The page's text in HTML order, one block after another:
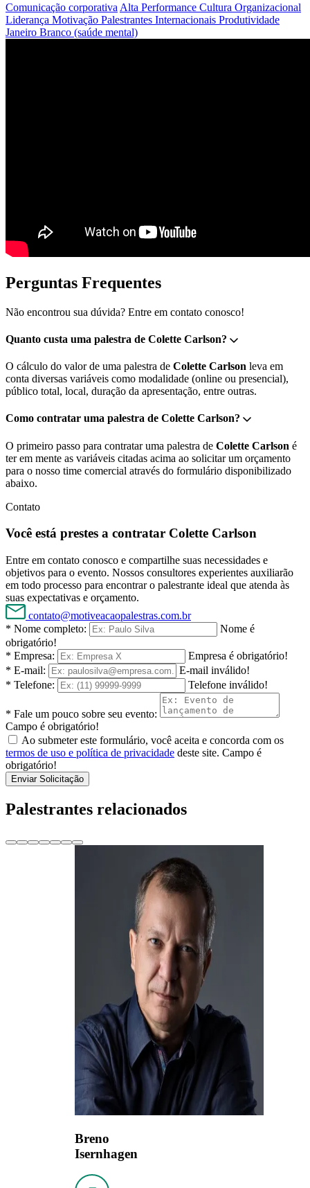
Comunicação corporativa Alta Performance Cultura Organizacional
Liderança Motivação Palestrantes Internacionais Produtividade
Janeiro Branco (saúde mental)
Perguntas Frequentes
Não encontrou sua dúvida? Entre em contato conosco!
Quanto custa uma palestra de Colette Carlson?
O cálculo do valor de uma palestra de Colette Carlson leva em
conta diversas variáveis como modalidade (online ou presencial),
público total, local, duração da apresentação, entre outras.
Como contratar uma palestra de Colette Carlson?
O primeiro passo para contratar uma palestra de Colette Carlson é
ter em mente as variáveis citadas acima ao solicitar um orçamento
para o nosso time comercial através do formulário disponibilizado
abaixo.
Contato
Você está prestes a contratar Colette Carlson
Entre em contato conosco e compartilhe suas necessidades e
objetivos para o evento. Nossos consultores experientes auxiliarão
em todo processo para encontrar o palestrante ideal que atenda às
suas expectativas e orçamento.
contato@motiveacaopalestras.com.br
* Nome completo:
Nome é
obrigatório!
* Empresa:
Empresa é obrigatório!
* E-mail:
E-mail inválido!
* Telefone:
Telefone inválido!
* Fale um pouco sobre seu evento:
Campo é obrigatório!
Ao submeter este formulário, você aceita e concorda com os
termos de uso e política de privacidade deste site. Campo é
obrigatório!
Enviar Solicitação
Palestrantes relacionados
Breno
Isernhagen